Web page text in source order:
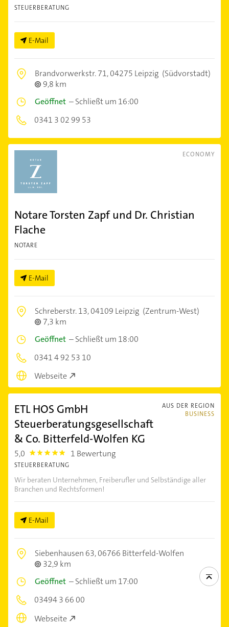
STEUERBERATUNG
E-Mail
Brandvorwerkstr. 71,04275 Leipzig (Südvorstadt)
9,8 km
Geöffnet –Schließt um 16:00
0341 3 02 99 53
ECONOMY
Notare Torsten Zapf und Dr. Christian
Flache
NOTARE
E-Mail
Schreberstr. 13,04109 Leipzig (Zentrum-West)
7,3 km
Geöffnet –Schließt um 18:00
0341 4 92 53 10
Webseite
AUS DER REGION
BUSINESS
ETL HOS GmbH
Steuerberatungsgesellschaft
& Co. Bitterfeld-Wolfen KG
5,0 5.0 1 Bewertung
STEUERBERATUNG
Wir beraten Unternehmen, Freiberufler und Selbständige aller
Branchen und Rechtsformen!
E-Mail
Siebenhausen 63,06766 Bitterfeld-Wolfen
32,9 km
Geöffnet –Schließt um 17:00
03494 3 66 00
Webseite